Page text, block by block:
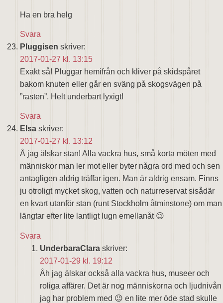
Ha en bra helg
Svara
Pluggisen skriver:
2017-01-27 kl. 13:15
Exakt så! Pluggar hemifrån och kliver på skidspåret
bakom knuten eller går en sväng på skogsvägen på
”rasten”. Helt underbart lyxigt!
Svara
Elsa skriver:
2017-01-27 kl. 13:12
Å jag älskar stan! Alla vackra hus, små korta möten med
människor man ler mot eller byter några ord med och sen
antagligen aldrig träffar igen. Man är aldrig ensam. Finns
ju otroligt mycket skog, vatten och naturreservat sisådär
en kvart utanför stan (runt Stockholm åtminstone) om man
längtar efter lite lantligt lugn emellanåt 😉
Svara
UnderbaraClara skriver:
2017-01-29 kl. 19:12
Åh jag älskar också alla vackra hus, museer och
roliga affärer. Det är nog människorna och ljudnivån
jag har problem med 😉 en lite mer öde stad skulle